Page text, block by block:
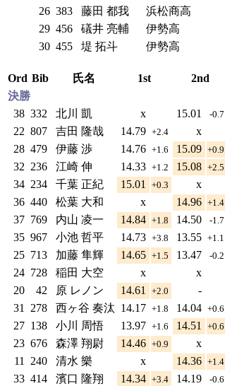
26 383 藤田 都我 浜松商高
29 456 礒井 亮輔 伊勢高
30 455 堤 拓斗 伊勢高
Ord Bib 氏名 1st 2nd
決勝
38 332 北川 凱 x 15.01 -0.7
22 807 吉田 隆哉 14.79 +2.4 x
28 479 伊藤 渉 14.76 +1.6 15.09 +0.9
32 236 江崎 伸 14.33 +1.2 15.08 +2.5
34 234 千葉 正紀 15.01 +0.3 x
36 440 松葉 大和 x 14.96 +1.4
37 769 内山 凌一 14.84 +1.8 14.50 -1.7
35 967 小池 哲平 14.73 +3.8 13.55 +1.1
25 713 加藤 隼輝 14.65 +1.5 13.47 -0.2
24 728 稲田 大空 x x
20 42 原 レノン 14.61 +2.0 -
31
278 西ヶ谷 奏汰 14.17 +1.8 14.04 +0.6
27 138 小川 周悟 13.97 +1.6 14.51 +0.6
23 676 森澤 翔尉 14.46 +0.9 x
11 240 清水 樂 x 14.36 +1.4
33 414 濱口 隆翔 14.34 +3.4 14.19 -0.6